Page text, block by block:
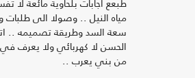
طبعع اجابات بلحاوية مائعة
مياه النيل .. وصولا الى
سعة السد وطريقة تصميمه ..
الحسن لا كهربائي ولا يعرف
من بني يعرب ..